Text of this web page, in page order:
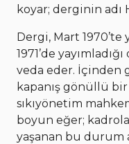
koyar; derginin adı
Dergi, Mart 1970’te
1971’de
veda eder. İçinden
kapanış gönüllü
sıkıyönetim
boyun eğer;
yaşanan bu durum